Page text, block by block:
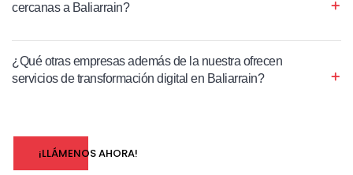
cercanas a Baliarrain?
¿Qué otras empresas además de la nuestra ofrecen
servicios de transformación digital en Baliarrain?
¡LLÁMENOS AHORA!